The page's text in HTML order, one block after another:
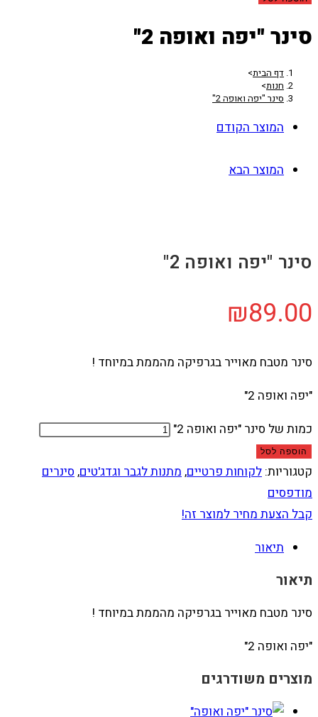
סינר "יפה ואופה 2"
דף הבית>
חנות>
סינר "יפה ואופה 2"
המוצר הקודם
המוצר הבא
סינר "יפה ואופה 2"
₪89.00
סינר מטבח מאוייר בגרפיקה מהממת במיוחד !
"יפה ואופה 2"
כמות של סינר "יפה ואופה 2"
הוספה לסל
קטגוריות: לקוחות פרטיים, מתנות לגבר וגדג'טים, סינרים
מודפסים
קבל הצעת מחיר למוצר זה!
תיאור
תיאור
סינר מטבח מאוייר בגרפיקה מהממת במיוחד !
"יפה ואופה 2"
מוצרים משודרגים